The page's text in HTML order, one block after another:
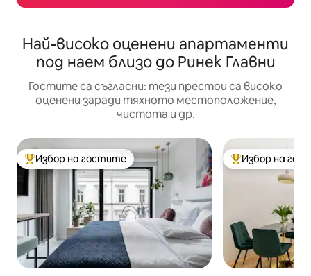
Най-високо оценени апартаменти
под наем близо до Ринек Главни
Гостите са съгласни: тези престои са високо
оценени заради тяхното местоположение,
чистота и др.
Най-популярен избор на гостите
Избор на гостите Най-популярен
Избор на